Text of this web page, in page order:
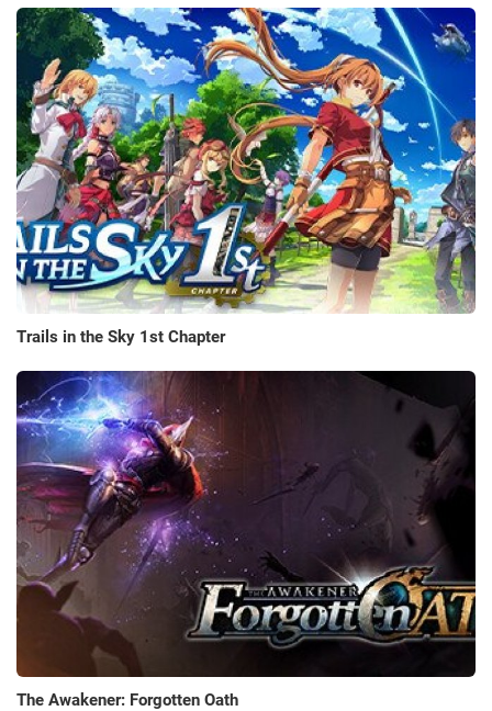
Trails in the Sky 1st Chapter
The Awakener: Forgotten Oath